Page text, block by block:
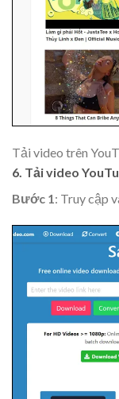
Tải video trên
6. Tải video
Bước 1: Truy cập